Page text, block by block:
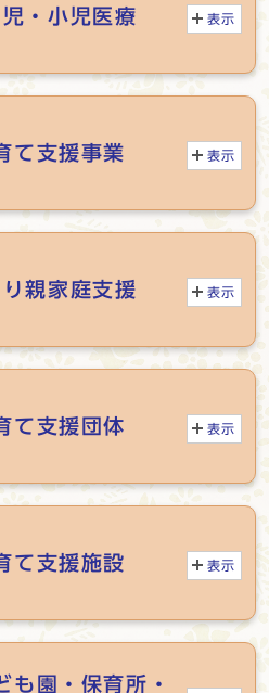
・小児医療 表示
て支援事業 表示
親家庭支援 表示
て支援団体 表示
て支援施設 表示
も園・保育所・